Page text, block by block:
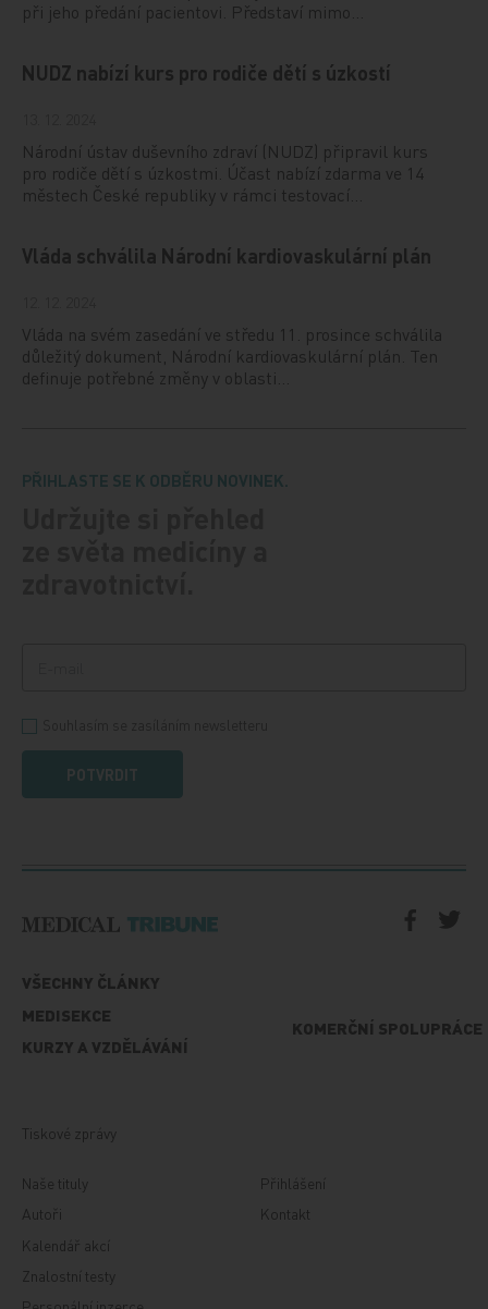
při jeho předání pacientovi. Představí mimo…
NUDZ nabízí kurs pro rodiče dětí s úzkostí
Národní ústav duševního zdraví (NUDZ) připravil kurs
pro rodiče dětí s úzkostmi. Účast nabízí zdarma ve 14
městech České republiky v rámci testovací…
Vláda schválila Národní kardiovaskulární plán
Vláda na svém zasedání ve středu 11. prosince schválila
důležitý dokument, Národní kardiovaskulární plán. Ten
definuje potřebné změny v oblasti…
PŘIHLASTE SE K ODBĚRU NOVINEK.
POTVRDIT
VŠECHNY ČLÁNKY
MEDISEKCE
KURZY A VZDĚLÁVÁNÍ
KOMERČNÍ SPOLUPRÁCE
Tiskové zprávy
Naše tituly
Autoři
Kalendář akcí
Znalostní testy
Přihlášení
Kontakt